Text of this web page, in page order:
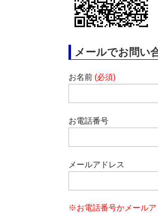
メールでお問い
お名前 (必須)
お電話番号
メールアドレス
※お電話番号かメールア